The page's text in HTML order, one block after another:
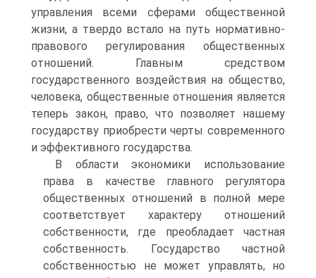
управления всеми сферами общественной
жизни, а твердо встало на путь нормативно-
правового регулирования общественных
отношений. Главным средством
государственного воздействия на общество,
человека, общественные отношения является
теперь закон, право, что позволяет нашему
государству приобрести черты современного
и эффективного государства.
В области экономики использование
права в качестве главного регулятора
общественных отношений в полной мере
соответствует характеру отношений
собственности, где преобладает частная
собственность. Государство частной
собственностью не может управлять, но